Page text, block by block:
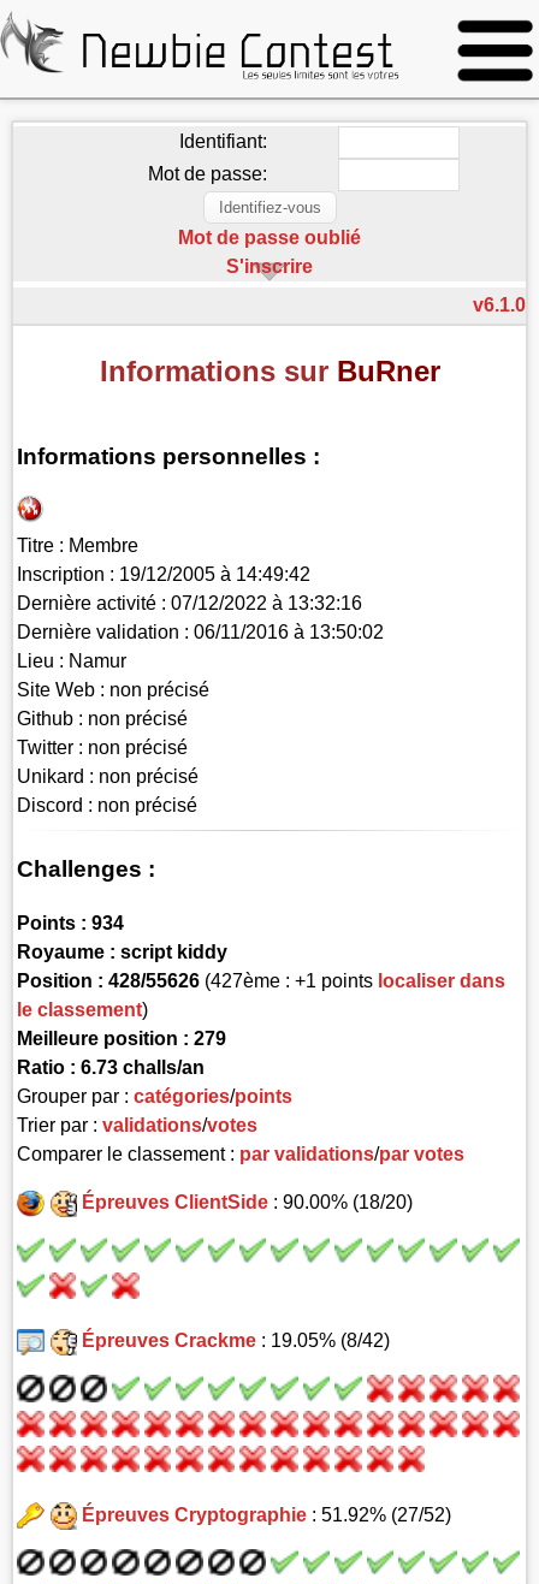
Identifiant:
Mot de passe:
Mot de passe oublié
S'inscrire
v6.1.0
Informations sur BuRner
Informations personnelles :
Titre : Membre
Inscription : 19/12/2005 à 14:49:42
Dernière activité : 07/12/2022 à 13:32:16
Dernière validation : 06/11/2016 à 13:50:02
Lieu : Namur
Site Web : non précisé
Github : non précisé
Twitter : non précisé
Unikard : non précisé
Discord : non précisé
Challenges :
Points : 934
Royaume : script kiddy
Position : 428/55626 (427ème : +1 points localiser dans
le classement)
Meilleure position : 279
Ratio : 6.73 challs/an
Grouper par :catégories/points
Trier par :validations/votes
Comparer le classement : par validations/par votes
Épreuves ClientSide: 90.00% (18/20)
Épreuves Crackme: 19.05% (8/42)
Épreuves Cryptographie: 51.92% (27/52)